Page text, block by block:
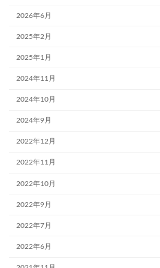
2026年6月
2025年2月
2025年1月
2024年11月
2024年10月
2024年9月
2022年12月
2022年11月
2022年10月
2022年9月
2022年7月
2022年6月